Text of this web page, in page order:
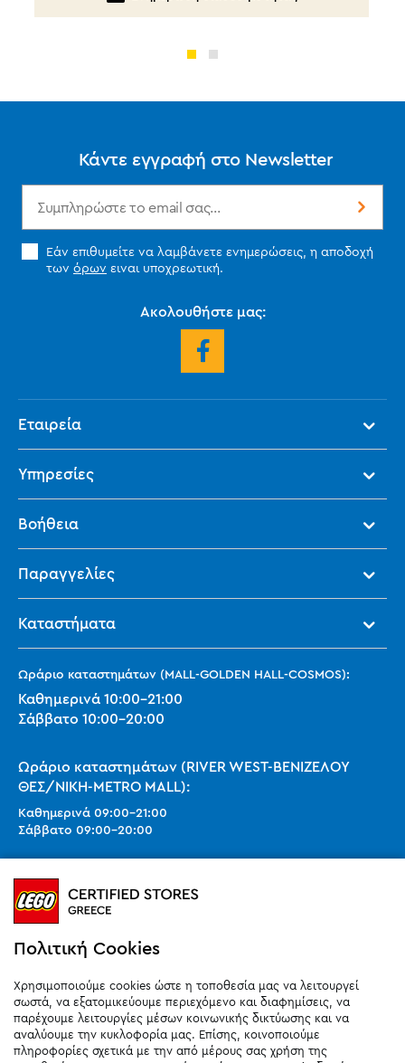
Κάντε εγγραφή στο Newsletter
Εάν επιθυμείτε να λαμβάνετε ενημερώσεις, η αποδοχή
των όρων ειναι υποχρεωτική.
Ακολουθήστε μας:
Εταιρεία
Υπηρεσίες
Βοήθεια
Παραγγελίες
Καταστήματα
Ωράριο καταστημάτων (MALL-GOLDEN HALL-COSMOS):
Καθημερινά 10:00-21:00
Σάββατο 10:00-20:00
Ωράριο καταστημάτων (RIVER WEST-ΒΕΝΙΖΕΛΟΥ
ΘΕΣ/ΝΙΚΗ-METRO MALL):
Καθημερινά 09:00-21:00
Σάββατο 09:00-20:00
Ωράριο καταστημάτων (SMART PARK):
Καθημερινά10:00-21:00
Σάββατο09:00
Κυριακή 11:00-20:00 (έως 25/10)
orders@legostoregreece.gr
Αρ.Γ.Ε.ΜΗ: 084878102000
Πολιτική Cookies
Χρησιμοποιούμε cookies ώστε η τοποθεσία μας να λειτουργεί
σωστά, να εξατομικεύουμε περιεχόμενο και διαφημίσεις, να
παρέχουμε λειτουργίες μέσων κοινωνικής δικτύωσης και να
αναλύουμε την κυκλοφορία μας. Επίσης, κοινοποιούμε
πληροφορίες σχετικά με την από μέρους σας χρήση της